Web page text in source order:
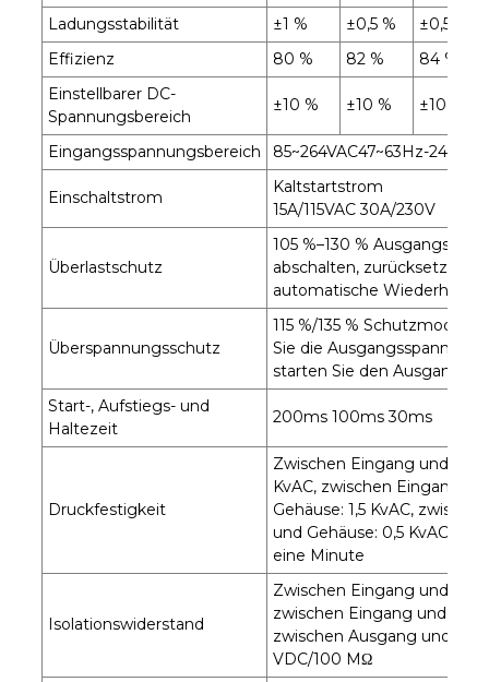
Ladungsstabilität ±1 % ±0,5 %
±0,5 %
Effizienz
80 % 82 %
84 %
Einstellbarer DC-
Spannungsbereich
±10 % ±10 % ±10 %
Eingangsspannungsbereich 85~264VAC47~63Hz-240-
Einschaltstrom
Kaltstartstrom
15A/115VAC 30A/230V
Überlastschutz
105 %–130 %
abschalten, zurücksetzen:
automatische
Überspannungsschutz
115 %/135 % Schutzmodus:
Sie die Ausgangsspannung
starten Sie den Ausgang
Start-, Aufstiegs- und
Haltezeit
200ms 100ms 30ms
Druckfestigkeit
Zwischen Eingang und
KvAC, zwischen Eingang
Gehäuse: 1,5 KvAC,
und Gehäuse: 0,5 KvAC
eine Minute
Isolationswiderstand
Zwischen Eingang und
zwischen Eingang und
zwischen Ausgang und
VDC/100 MΩ